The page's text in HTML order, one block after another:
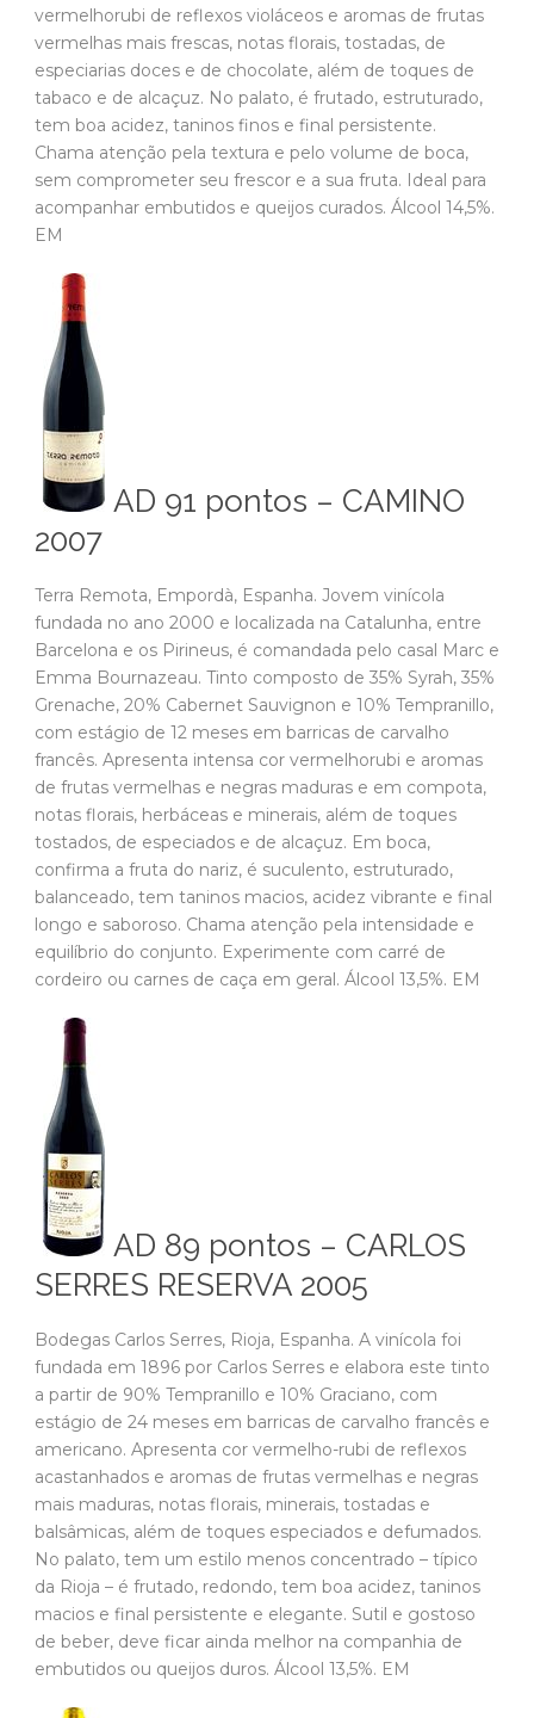
vermelhorubi de reflexos violáceos e aromas de frutas
vermelhas mais frescas, notas florais, tostadas, de
especiarias doces e de chocolate, além de toques de
tabaco e de alcaçuz. No palato, é frutado, estruturado,
tem boa acidez, taninos finos e final persistente.
Chama atenção pela textura e pelo volume de boca,
sem comprometer seu frescor e a sua fruta. Ideal para
acompanhar embutidos e queijos curados. Álcool 14,5%.
EM
AD 91 pontos – CAMINO
2007
Terra Remota, Empordà, Espanha. Jovem vinícola
fundada no ano 2000 e localizada na Catalunha, entre
Barcelona e os Pirineus, é comandada pelo casal Marc e
Emma Bournazeau. Tinto composto de 35% Syrah, 35%
Grenache, 20% Cabernet Sauvignon e 10% Tempranillo,
com estágio de 12 meses em barricas de carvalho
francês. Apresenta intensa cor vermelhorubi e aromas
de frutas vermelhas e negras maduras e em compota,
notas florais, herbáceas e minerais, além de toques
tostados, de especiados e de alcaçuz. Em boca,
confirma a fruta do nariz, é suculento, estruturado,
balanceado, tem taninos macios, acidez vibrante e final
longo e saboroso. Chama atenção pela intensidade e
equilíbrio do conjunto. Experimente com carré de
cordeiro ou carnes de caça em geral. Álcool 13,5%. EM
AD 89 pontos – CARLOS
SERRES RESERVA 2005
Bodegas Carlos Serres, Rioja, Espanha. A vinícola foi
fundada em 1896 por Carlos Serres e elabora este tinto
a partir de 90% Tempranillo e 10% Graciano, com
estágio de 24 meses em barricas de carvalho francês e
americano. Apresenta cor vermelho-rubi de reflexos
acastanhados e aromas de frutas vermelhas e negras
mais maduras, notas florais, minerais, tostadas e
balsâmicas, além de toques especiados e defumados.
No palato, tem um estilo menos concentrado – típico
da Rioja – é frutado, redondo, tem boa acidez, taninos
macios e final persistente e elegante. Sutil e gostoso
de beber, deve ficar ainda melhor na companhia de
embutidos ou queijos duros. Álcool 13,5%. EM